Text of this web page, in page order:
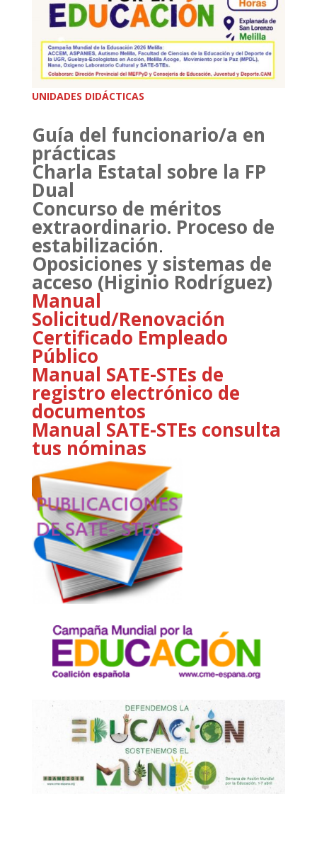
UNIDADES DIDÁCTICAS
Guía del funcionario/a en
prácticas
Charla Estatal sobre la FP
Dual
Concurso de méritos
extraordinario. Proceso de
estabilización.
Oposiciones y sistemas de
acceso (Higinio Rodríguez)
Manual
Solicitud/Renovación
Certificado Empleado
Público
Manual SATE-STEs de
registro electrónico de
documentos
Manual SATE-STEs consulta
tus nóminas